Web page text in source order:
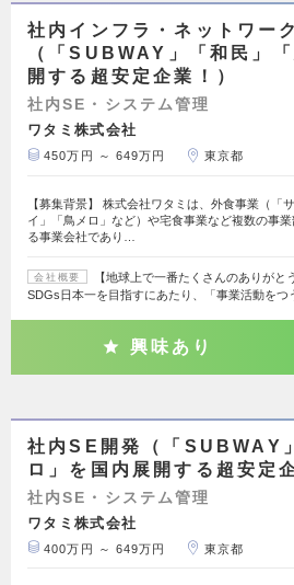
社内インフラ・ネットワー
（「SUBWAY」「和民」
開する超安定企業！）
社内SE・システム管理
ワタミ株式会社
450万円 ～ 649万円 東京都
【募集背景】 株式会社ワタミは、外食事業（「
イ」「鳥メロ」など）や宅食事業など複数の事
る事業会社であり…
会社概要
【地球上で一番たくさんのありがと
SDGs日本一を目指すにあたり、「事業活動をつ
興味あり
社内SE開発（「SUBWAY
ロ」を国内展開する超安定
社内SE・システム管理
ワタミ株式会社
400万円 ～ 649万円 東京都